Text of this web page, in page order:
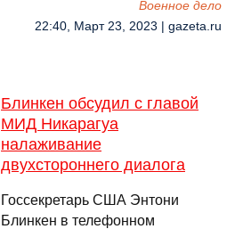
Военное дело
22:40, Март 23, 2023 | gazeta.ru
Блинкен обсудил с главой
МИД Никарагуа
налаживание
двухстороннего диалога
Госсекретарь США Энтони
Блинкен в телефонном